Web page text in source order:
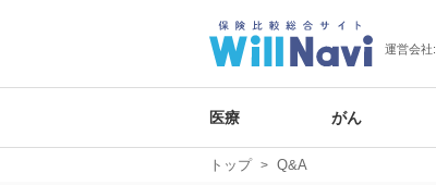
運営会社:
医療 がん
トップ Q&A